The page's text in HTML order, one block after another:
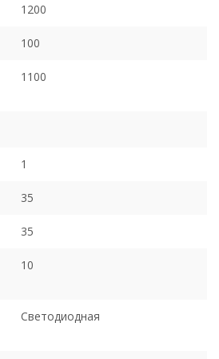
1200
100
1100
1
35
35
10
Светодиодная